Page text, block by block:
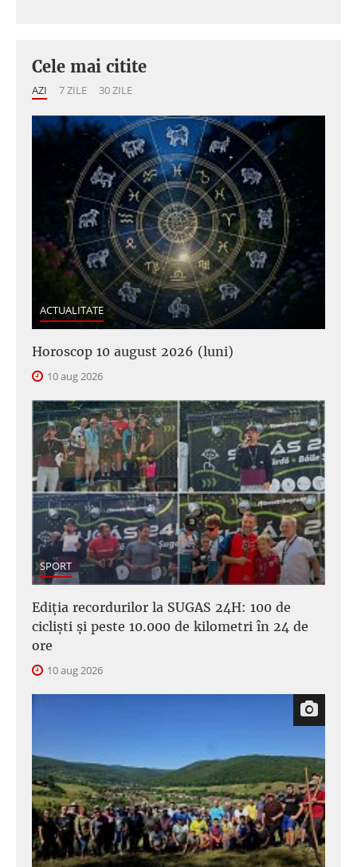
Cele mai citite
AZI 7 ZILE 30 ZILE
ACTUALITATE
Horoscop 10 august 2026 (luni)
10 aug 2026
SPORT
Ediția recordurilor la SUGAS 24H: 100 de
cicliști și peste 10.000 de kilometri în 24 de
ore
10 aug 2026